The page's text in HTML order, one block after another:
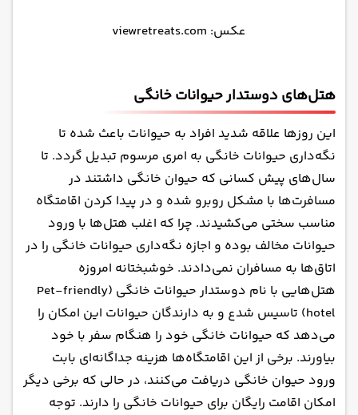
عکس: viewretreats.com
هتل‌های دوستدار حیوانات خانگی
این روزها علاقه شدید افراد به حیوانات باعث شده تا
نگه‌داری حیوانات خانگی به امری مرسوم تبدیل گردد. تا
سال‌های پیش کسانی که حیوان خانگی داشتند در
مسافرت‌ها با مشکل روبرو شده و در پیدا کردن اقامتگاه
مناسب سختی می‌کشیدند. چرا که اغلب هتل‌ها با ورود
حیوانات مخالف بوده و اجازه نگه‌داری حیوانات خانگی را در
اتاق‌ها به مسافران نمی‌دادند. خوشبختانه امروزه
هتل‌هایی با نام دوستدار حیوانات خانگی (Pet-friendly
hotel) تاسیس شدع و به دارندگان حیوانات این امکان را
می‌دهد که حیوانات خانگی خود را هنگام سفر با خود
بیاورند. برخی از این اقامتگاه‌ها هزینه جداگانه‌ای بابت
ورود حیوان خانگی دریافت می‌کنند، در حالی که برخی دیگر
امکان اقامت رایگان برای حیوانات خانگی را دارند. توجه